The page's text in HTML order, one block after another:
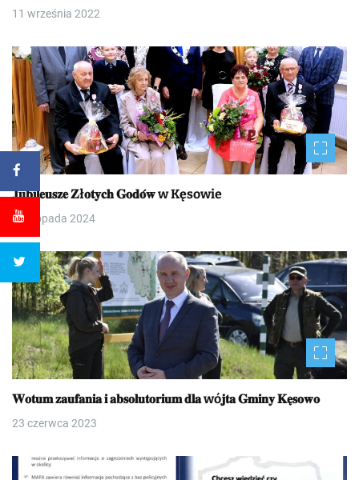
11 września 2022
𝐉𝐮𝐛𝐢𝐥𝐞𝐮𝐬𝐳𝐞 𝐙ł𝐨𝐭𝐲𝐜𝐡 𝐆𝐨𝐝𝐨́𝐰 w Kęsowie
9 listopada 2024
𝐖𝐨𝐭𝐮𝐦 𝐳𝐚𝐮𝐟𝐚𝐧𝐢𝐚 𝐢 𝐚𝐛𝐬𝐨𝐥𝐮𝐭𝐨𝐫𝐢𝐮𝐦 𝐝𝐥𝐚 wó𝐣𝐭𝐚 𝐆𝐦𝐢𝐧𝐲 𝐊𝐞̨𝐬𝐨𝐰𝐨
23 czerwca 2023